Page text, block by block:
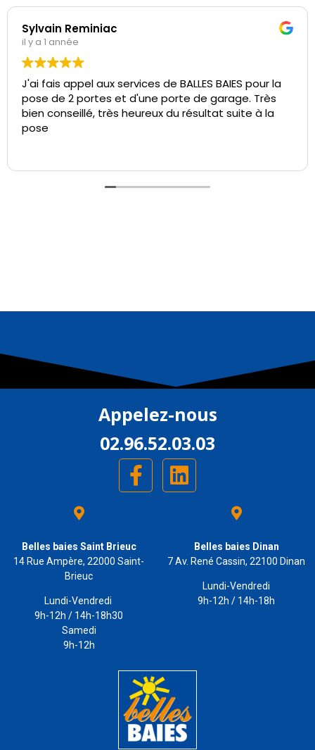
Sylvain Reminiac
il y a 1 année
J'ai fais appel aux services de BALLES BAIES pour la
pose de 2 portes et d'une porte de garage. Très
bien conseillé, très heureux du résultat suite à la
pose
Belles baies Saint Brieuc
14 Rue Ampère, 22000 Saint-
Brieuc
Lundi-Vendredi
9h-12h / 14h-18h30
Samedi
9h-12h
Appelez-nous
02.96.52.03.03
Belles baies Dinan
7 Av. René Cassin, 22100 Dinan
Lundi-Vendredi
9h-12h / 14h-18h